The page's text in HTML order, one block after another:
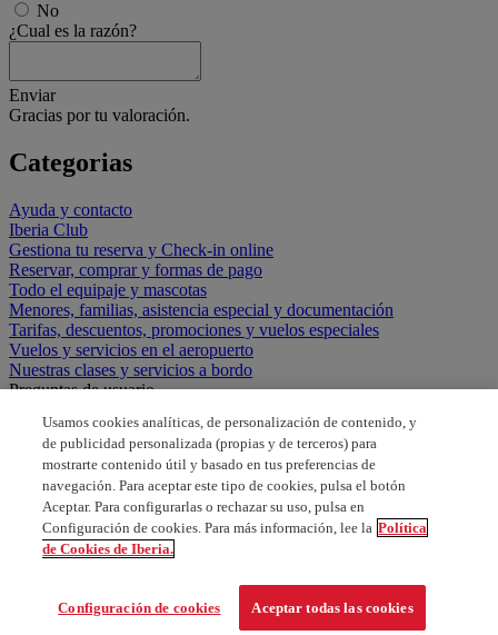
No
¿Cual es la razón?
Enviar
Gracias por tu valoración.
Categorias
Ayuda y contacto
Iberia Club
Gestiona tu reserva y Check-in online
Reservar, comprar y formas de pago
Todo el equipaje y mascotas
Menores, familias, asistencia especial y documentación
Tarifas, descuentos, promociones y vuelos especiales
Vuelos y servicios en el aeropuerto
Nuestras clases y servicios a bordo
Preguntas de usuario
tengo vuelos con vueling como acreditar avios
Tlfno Plus plata gratuito
usar avios en qatar
Tarjeta antigua Iberia plus
Usamos cookies analíticas, de personalización de contenido, y
de publicidad personalizada (propias y de terceros) para
mostrarte contenido útil y basado en tus preferencias de
navegación. Para aceptar este tipo de cookies, pulsa el botón
Aceptar. Para configurarlas o rechazar su uso, pulsa en
Configuración de cookies. Para más información, lee la Política
de Cookies de Iberia.
Configuración de cookies Aceptar todas las cookies